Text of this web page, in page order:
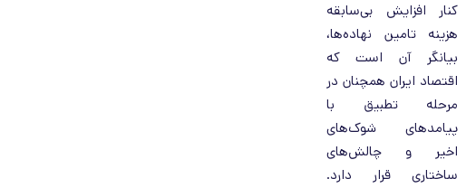
کنار افزایش بی‌سابقه
هزینه تامین نهاده‌ها،
بیانگر آن است که
اقتصاد ایران همچنان در
مرحله تطبیق با
پیامدهای شوک‌های
اخیر و چالش‌های
ساختاری قرار دارد.